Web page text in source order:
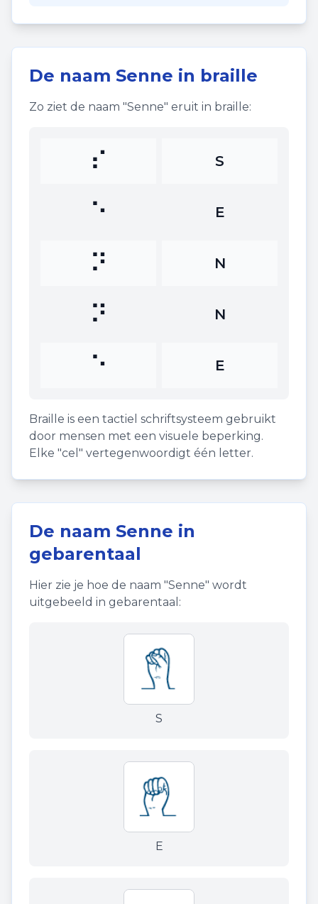
De naam Senne in braille
Zo ziet de naam "Senne" eruit in braille:
⠎ S
⠑ E
⠝ N
⠝ N
⠑ E
Braille is een tactiel schriftsysteem gebruikt
door mensen met een visuele beperking.
Elke "cel" vertegenwoordigt één letter.
De naam Senne in
gebarentaal
Hier zie je hoe de naam "Senne" wordt
uitgebeeld in gebarentaal:
S
E